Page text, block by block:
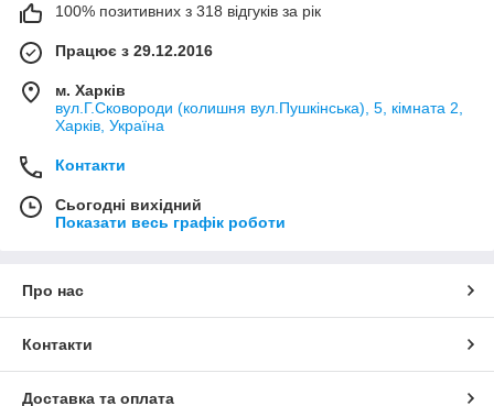
100% позитивних з 318 відгуків за рік
Працює з 29.12.2016
м. Харків
вул.Г.Сковороди (колишня вул.Пушкінська), 5, кімната 2,
Харків, Україна
Контакти
Сьогодні вихідний
Показати весь графік роботи
Про нас
Контакти
Доставка та оплата